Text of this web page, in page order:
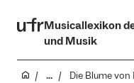
Musicallexikon
und Musik
... Die Blume von